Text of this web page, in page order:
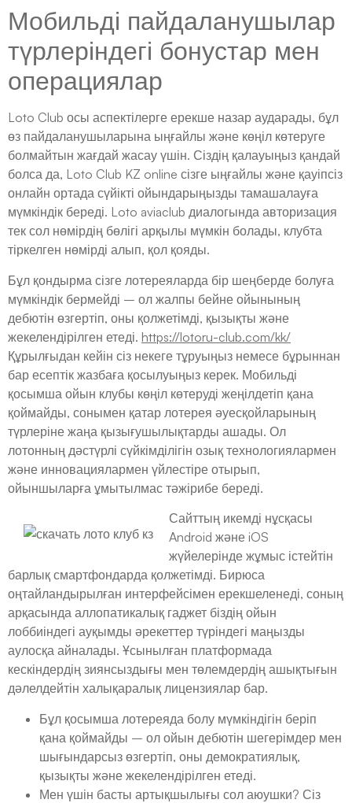
Мобильді пайдаланушылар
түрлеріндегі бонустар мен
операциялар
Loto Club осы аспектілерге ерекше назар аударады, бұл
өз пайдаланушыларына ыңғайлы және көңіл көтеруге
болмайтын жағдай жасау үшін. Сіздің қалауыңыз қандай
болса да, Loto Club KZ online сізге ыңғайлы және қауіпсіз
онлайн ортада сүйікті ойындарыңызды тамашалауға
мүмкіндік береді. Loto aviaclub диалогында авторизация
тек сол нөмірдің бөлігі арқылы мүмкін болады, клубта
тіркелген нөмірді алып, қол қояды.
Бұл қондырма сізге лотереяларда бір шеңберде болуға
мүмкіндік бермейді – ол жалпы бейне ойынының
дебютін өзгертіп, оны қолжетімді, қызықты және
жекелендірілген етеді. https://lotoru-club.com/kk/
Құрылғыдан кейін сіз некеге тұруыңыз немесе бұрыннан
бар есептік жазбаға қосылуыңыз керек. Мобильді
қосымша ойын клубы көңіл көтеруді жеңілдетіп қана
қоймайды, сонымен қатар лотерея әуесқойларының
түрлеріне жаңа қызығушылықтарды ашады. Ол
лотонның дәстүрлі сүйкімділігін озық технологиялармен
және инновациялармен үйлестіре отырып,
ойыншыларға ұмытылмас тәжірибе береді.
Сайттың икемді нұсқасы
Android және iOS
жүйелерінде жұмыс істейтін
барлық смартфондарда қолжетімді. Бирюса
оңтайландырылған интерфейсімен ерекшеленеді, соның
арқасында аллопатикалық гаджет біздің ойын
лоббиіндегі ауқымды әрекеттер түріндегі маңызды
аулосқа айналады. Ұсынылған платформада
кескіндердің зиянсыздығы мен төлемдердің ашықтығын
дәлелдейтін халықаралық лицензиялар бар.
Бұл қосымша лотереяда болу мүмкіндігін беріп
қана қоймайды – ол ойын дебютін шегерімдер мен
шығындарсыз өзгертіп, оны демократиялық,
қызықты және жекелендірілген етеді.
Мен үшін басты артықшылығы сол аюушки? Сіз